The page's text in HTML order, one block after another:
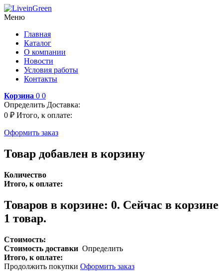
Меню
Главная
Каталог
О компании
Новости
Условия работы
Контакты
Корзина 0 0
Определить Доставка:
0 ₽ Итого, к оплате:
Оформить заказ
Товар добавлен в корзину
Количество
Итого, к оплате:
Товаров в корзине: 0. Сейчас в корзине
1 товар.
Стоимость:
Стоимость доставки Определить
Итого, к оплате:
Продолжить покупки Оформить заказ